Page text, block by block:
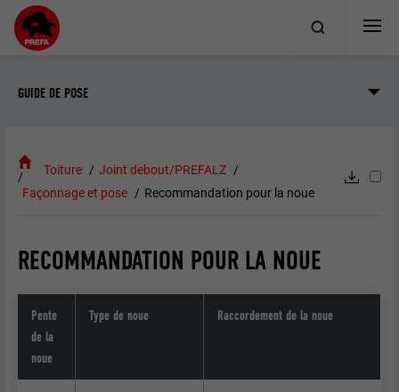
GUIDE DE POSE
Toiture
Joint debout/PREFALZ
Façonnage et pose
Recommandation pour la noue
RECOMMANDATION POUR LA NOUE
Pente
de la
noue
Type de noue Raccordement de la noue